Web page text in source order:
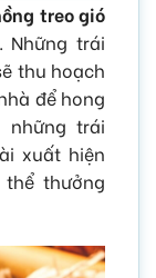
treo gió
trái
thu hoạch
để hong
những trái
xuất hiện
thưởng